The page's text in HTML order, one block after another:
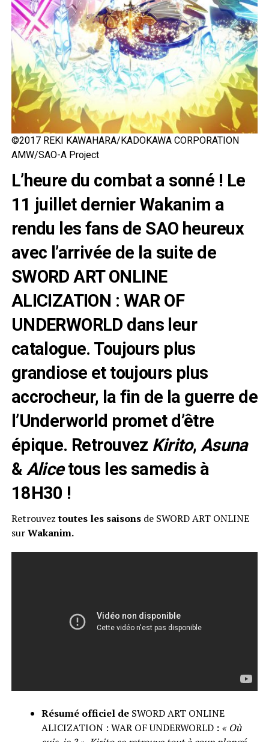
©2017 REKI KAWAHARA/KADOKAWA CORPORATION
AMW/SAO-A Project
L’heure du combat a sonné ! Le
11 juillet dernier Wakanim a
rendu les fans de SAO heureux
avec l’arrivée de la suite de
SWORD ART ONLINE
ALICIZATION : WAR OF
UNDERWORLD dans leur
catalogue. Toujours plus
grandiose et toujours plus
accrocheur, la fin de la guerre de
l’Underworld promet d’être
épique. Retrouvez Kirito, Asuna
& Alicetous les samedis à
18H30 !
Retrouveztoutes les saisonsde SWORD ART ONLINE
surWakanim.
Résumé officiel de SWORD ART ONLINE
ALICIZATION : WAR OF UNDERWORLD : « Où